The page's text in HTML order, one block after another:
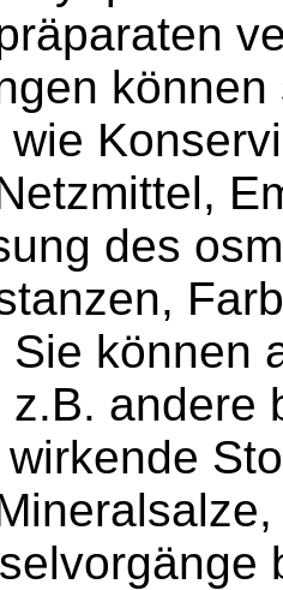
wie
des
Sie können
z.B. andere